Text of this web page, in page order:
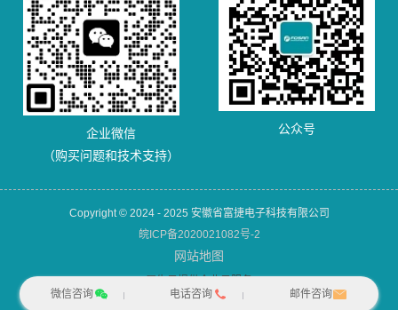
企业微信
（购买问题和技术支持）
公众号
Copyright © 2024 - 2025 安徽省富捷电子科技有限公司
皖ICP备2020021082号-2
网站地图
微信咨询
电话咨询 邮件咨询